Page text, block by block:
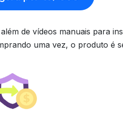
de vídeos manuais para
uma vez, o produto é